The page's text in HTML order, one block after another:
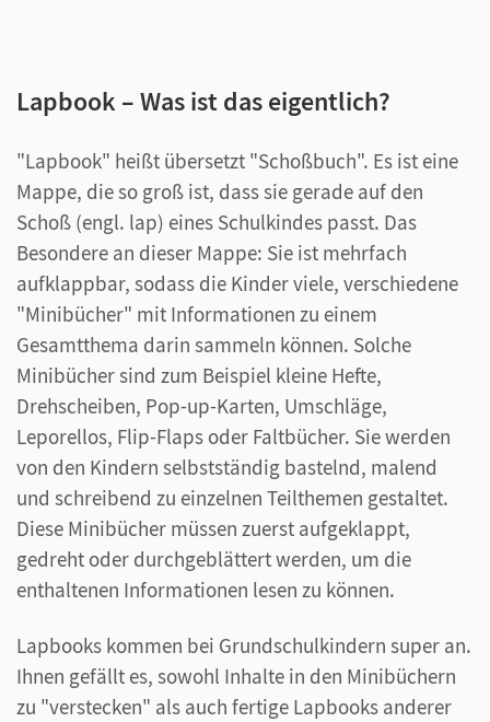
Lapbook – Was ist das eigentlich?
"Lapbook" heißt übersetzt "Schoßbuch". Es ist eine
Mappe, die so groß ist, dass sie gerade auf den
Schoß (engl. lap) eines Schulkindes passt. Das
Besondere an dieser Mappe: Sie ist mehrfach
aufklappbar, sodass die Kinder viele, verschiedene
"Minibücher" mit Informationen zu einem
Gesamtthema darin sammeln können. Solche
Minibücher sind zum Beispiel kleine Hefte,
Drehscheiben, Pop-up-Karten, Umschläge,
Leporellos, Flip-Flaps oder Faltbücher. Sie werden
von den Kindern selbstständig bastelnd, malend
und schreibend zu einzelnen Teilthemen gestaltet.
Diese Minibücher müssen zuerst aufgeklappt,
gedreht oder durchgeblättert werden, um die
enthaltenen Informationen lesen zu können.
Lapbooks kommen bei Grundschulkindern super an.
Ihnen gefällt es, sowohl Inhalte in den Minibüchern
zu "verstecken" als auch fertige Lapbooks anderer